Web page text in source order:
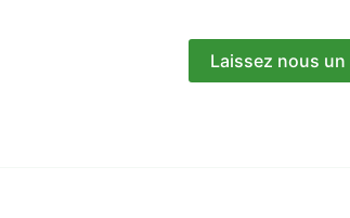
Laissez nous un